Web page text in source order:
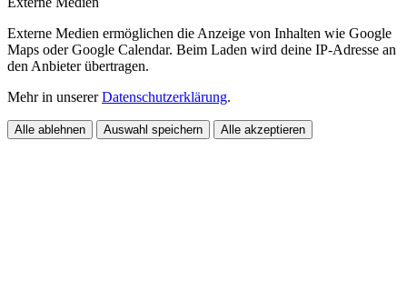
Externe Medien ermöglichen die Anzeige von Inhalten wie Google
Maps oder Google Calendar. Beim Laden wird deine IP-Adresse an
den Anbieter übertragen.
Mehr in unsererDatenschutzerklärung.
Alle ablehnen Auswahl speichern Alle akzeptieren